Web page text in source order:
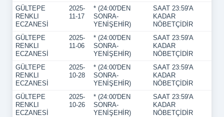
GÜLTEPE
RENKLI
ECZANESİ
2025-
11-17
* (24:00'DEN
SONRA-
YENİŞEHİR)
SAAT 23:59'A
KADAR
NÖBETÇİDİR
GÜLTEPE
RENKLI
ECZANESİ
2025-
11-06
* (24:00'DEN
SONRA-
YENİŞEHİR)
SAAT 23:59'A
KADAR
NÖBETÇİDİR
GÜLTEPE
RENKLI
ECZANESİ
2025-
10-28
* (24:00'DEN
SONRA-
YENİŞEHİR)
SAAT 23:59'A
KADAR
NÖBETÇİDİR
GÜLTEPE
RENKLI
ECZANESİ
2025-
10-26
* (24:00'DEN
SONRA-
YENİŞEHİR)
SAAT 23:59'A
KADAR
NÖBETÇİDİR